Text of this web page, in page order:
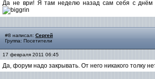
Да не ври! Я там неделю назад сам себя с днём
#8 написал: Сергей
Группа: Посетители
17 февраля 2011 06:45
Да, форум надо закрывать. От него никакого толку